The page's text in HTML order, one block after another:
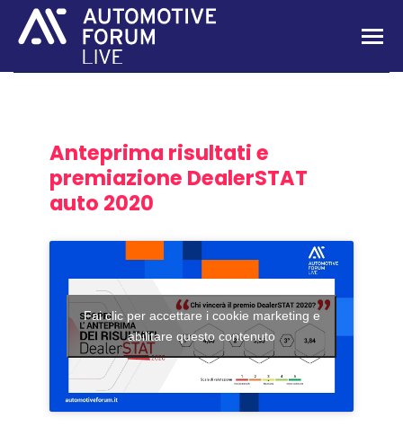
Anteprima risultati e
premiazione DealerSTAT
auto 2020
Fai clic per accettare i cookie marketing e
abilitare questo contenuto